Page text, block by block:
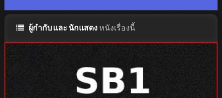
ผู้กำกับ และ นักแสดงหนังเรื่องนี้